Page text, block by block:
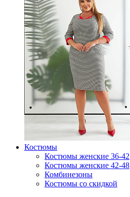
Костюмы
Костюмы женские 36-42
Костюмы женские 42-48
Комбинезоны
Костюмы со скидкой